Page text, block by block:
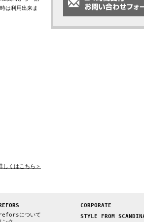
は利用出来ま
しくはこちら＞
について
CORPORATE
STYLE FROM